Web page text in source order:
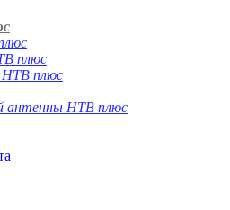
плюс
НТВ плюс
антенны НТВ плюс